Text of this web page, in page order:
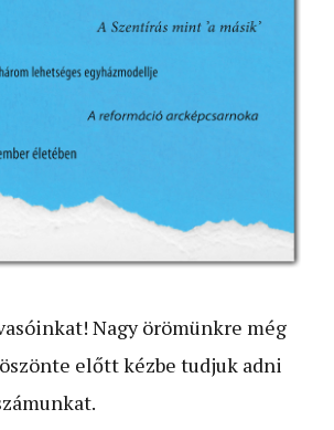
Nagy örömünkre még
előtt kézbe tudjuk adni